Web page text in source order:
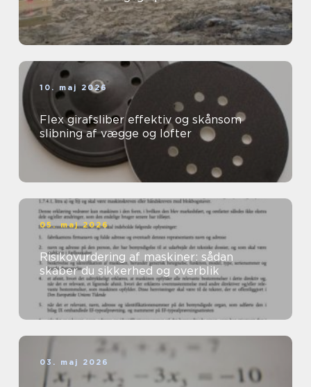
10. maj 2026
Flex girafsliber effektiv og skånsom
slibning af vægge og lofter
05. maj 2026
Risikovurdering af maskiner: sådan
skaber du sikkerhed og overblik
03. maj 2026